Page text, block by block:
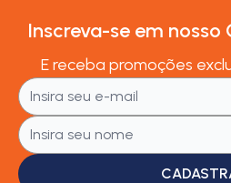
Inscreva-se em
E receba promoções